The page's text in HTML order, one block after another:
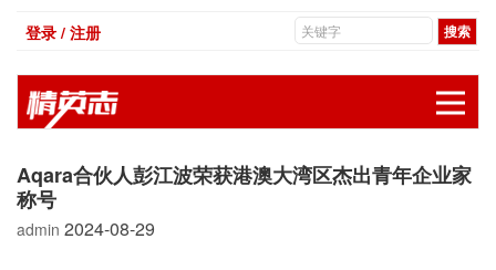
登录 / 注册
Aqara合伙人彭江波荣获港澳大湾区杰出青年企业家
称号
admin 2024-08-29